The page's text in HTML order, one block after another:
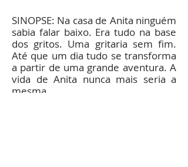
SINOPSE: Na casa de Anita ninguém
sabia falar baixo. Era tudo na base
dos gritos. Uma gritaria sem fim.
Até que um dia tudo se transforma
a partir de uma grande aventura. A
vida de Anita nunca mais seria a
mesma.